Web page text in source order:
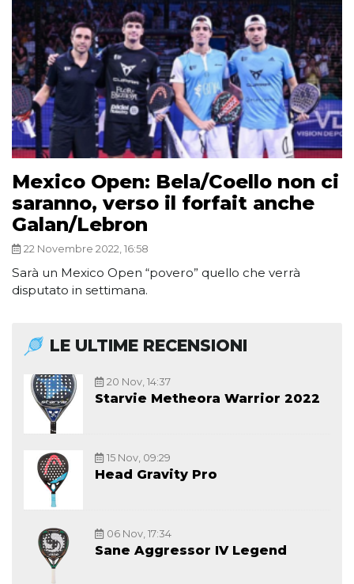
Mexico Open: Bela/Coello non ci
saranno, verso il forfait anche
Galan/Lebron
22 Novembre 2022, 16:58
Sarà un Mexico Open “povero” quello che verrà
disputato in settimana.
LE ULTIME RECENSIONI
20 Nov, 14:37
Starvie Metheora Warrior 2022
15 Nov, 09:29
Head Gravity Pro
06 Nov, 17:34
Sane Aggressor IV Legend